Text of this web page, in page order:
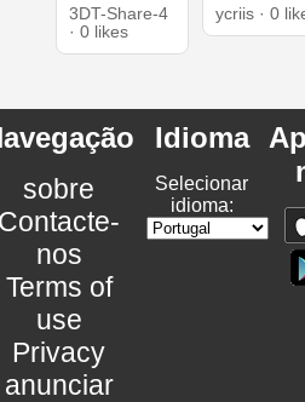
3DT-Share-4
· 0 likes
ycriis · 0
sobre
nos
Terms of
use
Privacy
anunciar
Idioma
Selecionar
idioma: